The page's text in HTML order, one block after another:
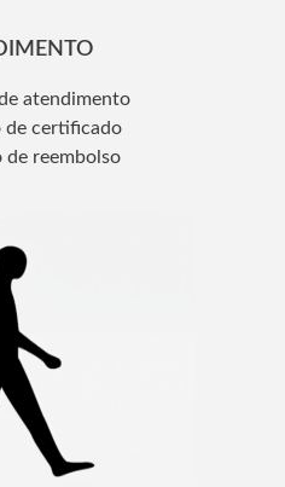
atendimento
de certificado
de reembolso